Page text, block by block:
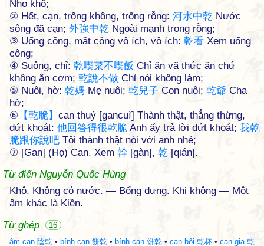
Nho khô;
② Hết, cạn, trống không, trống rỗng: 河水中乾 Nước
sông đã cạn; 外強中乾 Ngoài mạnh trong rỗng;
③ Uổng công, mất công vô ích, vô ích: 乾看 Xem uổng
công;
④ Suông, chỉ: 乾喫菜不喫飯 Chỉ ăn vã thức ăn chứ
không ăn cơm; 乾說不做 Chỉ nói không làm;
⑤ Nuôi, hờ: 乾媽 Mẹ nuôi; 乾兒子 Con nuôi; 乾爺 Cha
hờ;
⑥ 【乾脆】 can thuý [gancuì] Thành thật, thẳng thừng,
dứt khoát: 他回答得很乾脆 Anh ấy trả lời dứt khoát; 我乾
脆跟你說吧 Tôi thành thật nói với anh nhé;
⑦ [Gan] (Họ) Can. Xem 幹 [gàn], 乾 [qián].
Từ điển Nguyễn Quốc Hùng
Khô. Không có nước. — Bổng dưng. Khi không — Một
âm khác là Kiền.
Từ ghép
16
âm can 陰乾 • bính can 餅乾 • bính can 饼乾 • can bôi 乾杯 • can gia 乾